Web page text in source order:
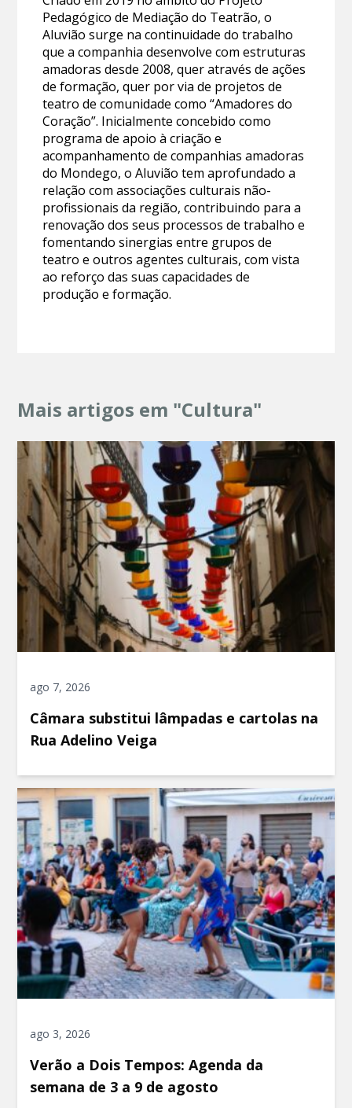
Pedagógico de Mediação do Teatrão, o
Aluvião surge na continuidade do trabalho
que a companhia desenvolve com estruturas
amadoras desde 2008, quer através de ações
de formação, quer por via de projetos de
teatro de comunidade como “Amadores do
Coração”. Inicialmente concebido como
programa de apoio à criação e
acompanhamento de companhias amadoras
do Mondego, o Aluvião tem aprofundado a
relação com associações culturais não-
profissionais da região, contribuindo para a
renovação dos seus processos de trabalho e
fomentando sinergias entre grupos de
teatro e outros agentes culturais, com vista
ao reforço das suas capacidades de
produção e formação.
Mais artigos em "Cultura"
ago 7, 2026
Câmara substitui lâmpadas e cartolas na
Rua Adelino Veiga
ago 3, 2026
Verão a Dois Tempos: Agenda da
semana de 3 a 9 de agosto